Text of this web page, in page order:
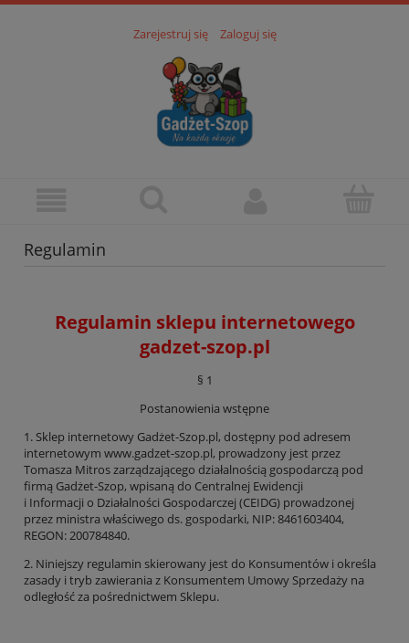
Zarejestruj się Zaloguj się
Regulamin
Regulamin sklepu internetowego
gadzet-szop.pl
§ 1
Postanowienia wstępne
1. Sklep internetowy Gadżet-Szop.pl, dostępny pod adresem
internetowym www.gadzet-szop.pl, prowadzony jest przez
Tomasza Mitros zarządzającego działalnością gospodarczą pod
firmą Gadżet-Szop, wpisaną do Centralnej Ewidencji
i Informacji o Działalności Gospodarczej (CEIDG) prowadzonej
przez ministra właściwego ds. gospodarki, NIP: 8461603404,
REGON: 200784840.
2. Niniejszy regulamin skierowany jest do Konsumentów i określa
zasady i tryb zawierania z Konsumentem Umowy Sprzedaży na
odległość za pośrednictwem Sklepu.